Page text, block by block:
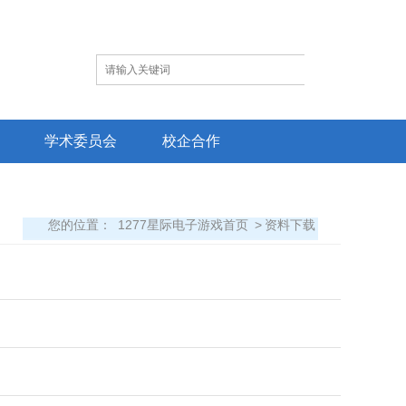
学术委员会 校企合作
您的位置： 1277星际电子游戏首页 > 资料下载